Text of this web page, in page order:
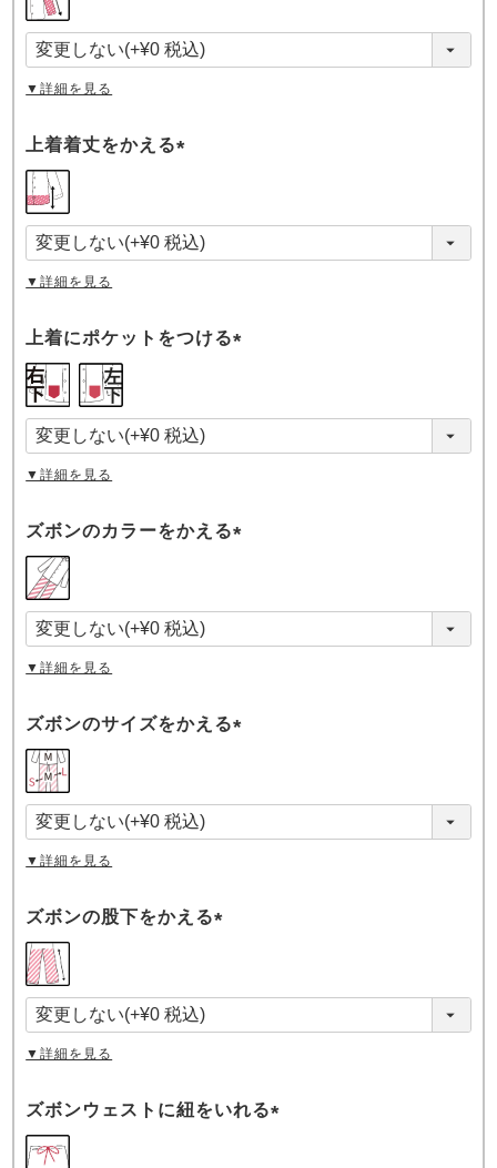
須
)
▼詳細を見る
上着着丈をかえる
須
)
▼詳細を見る
上着にポケットをつける
須
)
▼詳細を見る
ズボンのカラーをかえる
須
)
▼詳細を見る
ズボンのサイズをかえる
須
)
▼詳細を見る
ズボンの股下をかえる
須
)
▼詳細を見る
ズボンウェストに紐をいれる